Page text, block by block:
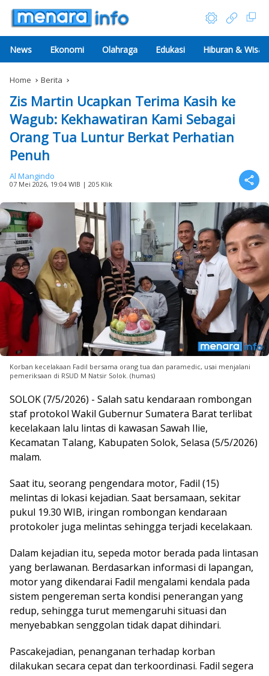
News Ekonomi Olahraga Edukasi Hiburan &
Home Berita
Zis Martin Ucapkan Terima Kasih ke
Wagub: Kekhawatiran Kami Sebagai
Orang Tua Luntur Berkat Perhatian
Penuh
Al Mangindo
07 Mei 2026, 19:04 WIB | 205 Klik
Korban kecelakaan Fadil bersama orang tua dan paramedic, usai menjalani
pemeriksaan di RSUD M Natsir Solok. (humas)
SOLOK (7/5/2026) - Salah satu kendaraan rombongan
staf protokol Wakil Gubernur Sumatera Barat terlibat
kecelakaan lalu lintas di kawasan Sawah Ilie,
Kecamatan Talang, Kabupaten Solok, Selasa (5/5/2026)
malam.
Saat itu, seorang pengendara motor, Fadil (15)
melintas di lokasi kejadian. Saat bersamaan, sekitar
pukul 19.30 WIB, iringan rombongan kendaraan
protokoler juga melintas sehingga terjadi kecelakaan.
Dalam kejadian itu, sepeda motor berada pada lintasan
yang berlawanan. Berdasarkan informasi di lapangan,
motor yang dikendarai Fadil mengalami kendala pada
sistem pengereman serta kondisi penerangan yang
redup, sehingga turut memengaruhi situasi dan
menyebabkan senggolan tidak dapat dihindari.
Pascakejadian, penanganan terhadap korban
dilakukan secara cepat dan terkoordinasi. Fadil segera